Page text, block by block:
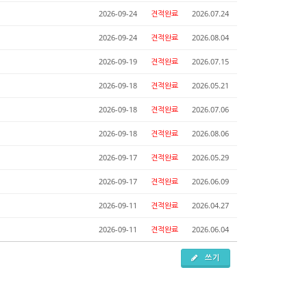
2026-09-24 견적완료 2026.07.24
2026-09-24 견적완료 2026.08.04
2026-09-19 견적완료 2026.07.15
2026-09-18 견적완료 2026.05.21
2026-09-18 견적완료 2026.07.06
2026-09-18 견적완료 2026.08.06
2026-09-17 견적완료 2026.05.29
2026-09-17 견적완료 2026.06.09
2026-09-11 견적완료 2026.04.27
2026-09-11 견적완료 2026.06.04
쓰기